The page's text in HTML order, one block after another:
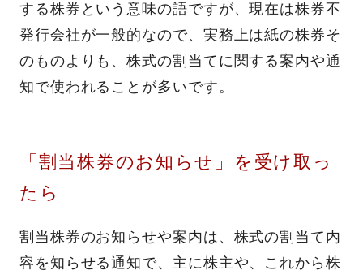
する株券という意味の語ですが、現在は株券不
発行会社が一般的なので、実務上は紙の株券そ
のものよりも、株式の割当てに関する案内や通
知で使われることが多いです。
「割当株券のお知らせ」を受け取っ
たら
割当株券のお知らせや案内は、株式の割当て内
容を知らせる通知で、主に株主や、これから株